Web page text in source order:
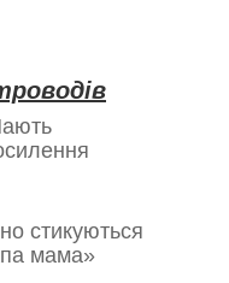
стикуються
мама»